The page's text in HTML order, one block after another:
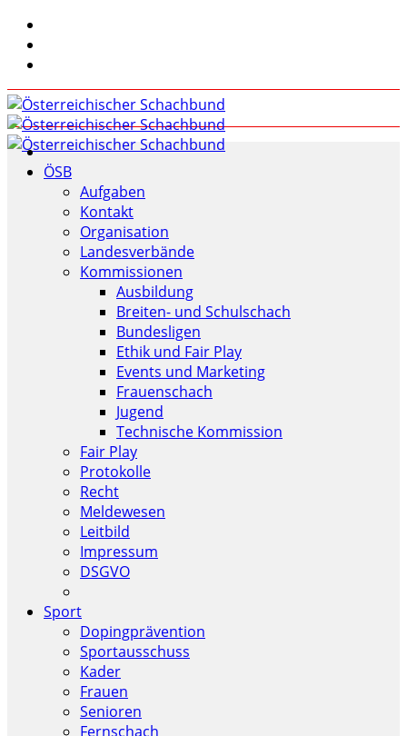
ÖSB
Aufgaben
Kontakt
Organisation
Landesverbände
Kommissionen
Ausbildung
Breiten- und Schulschach
Bundesligen
Ethik und Fair Play
Events und Marketing
Frauenschach
Jugend
Technische Kommission
Fair Play
Protokolle
Recht
Meldewesen
Leitbild
Impressum
DSGVO
Sport
Dopingprävention
Sportausschuss
Kader
Frauen
Senioren
Fernschach